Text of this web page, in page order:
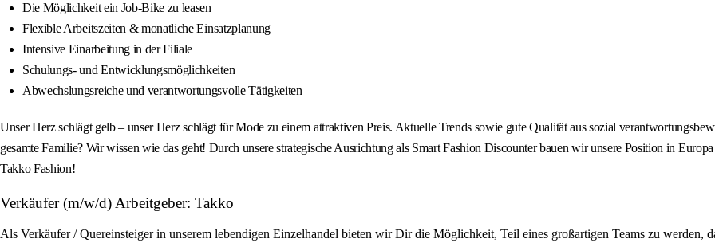
Die Möglichkeit ein Job-Bike zu leasen
Flexible Arbeitszeiten & monatliche Einsatzplanung
Intensive Einarbeitung in der Filiale
Schulungs- und Entwicklungsmöglichkeiten
Abwechslungsreiche und verantwortungsvolle Tätigkeiten
Unser Herz schlägt gelb – unser Herz schlägt für Mode zu einem attraktiven Preis. Aktuelle Trends sowie gute Qualität aus sozial
gesamte Familie? Wir wissen wie das geht! Durch unsere strategische Ausrichtung als Smart Fashion Discounter bauen wir unsere Position in
Takko Fashion!
Verkäufer (m/w/d) Arbeitgeber: Takko
Als Verkäufer / Quereinsteiger in unserem lebendigen Einzelhandel bieten wir Dir die Möglichkeit, Teil eines großartigen Teams zu werden,